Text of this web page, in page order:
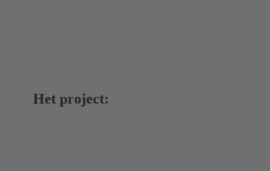
Het project: